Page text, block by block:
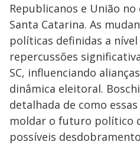
Republicanos e União
Santa Catarina. As
políticas definidas a
repercussões
SC, influenciando
dinâmica eleitoral.
detalhada de como
moldar o futuro político
possíveis